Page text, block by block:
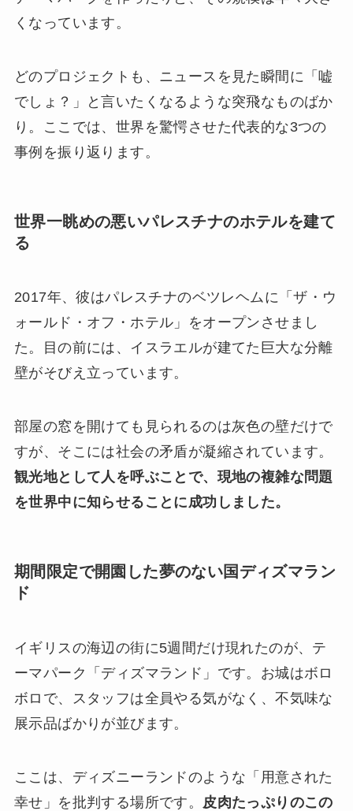
くなっています。
どのプロジェクトも、ニュースを見た瞬間に「嘘
でしょ？」と言いたくなるような突飛なものばか
り。ここでは、世界を驚愕させた代表的な3つの
事例を振り返ります。
世界一眺めの悪いパレスチナのホテルを建て
る
2017年、彼はパレスチナのベツレヘムに「ザ・ウ
ォールド・オフ・ホテル」をオープンさせまし
た。目の前には、イスラエルが建てた巨大な分離
壁がそびえ立っています。
部屋の窓を開けても見られるのは灰色の壁だけで
すが、そこには社会の矛盾が凝縮されています。
観光地として人を呼ぶことで、現地の複雑な問題
を世界中に知らせることに成功しました。
期間限定で開園した夢のない国ディズマラン
ド
イギリスの海辺の街に5週間だけ現れたのが、テ
ーマパーク「ディズマランド」です。お城はボロ
ボロで、スタッフは全員やる気がなく、不気味な
展示品ばかりが並びます。
ここは、ディズニーランドのような「用意された
幸せ」を批判する場所です。 皮肉たっぷりのこの